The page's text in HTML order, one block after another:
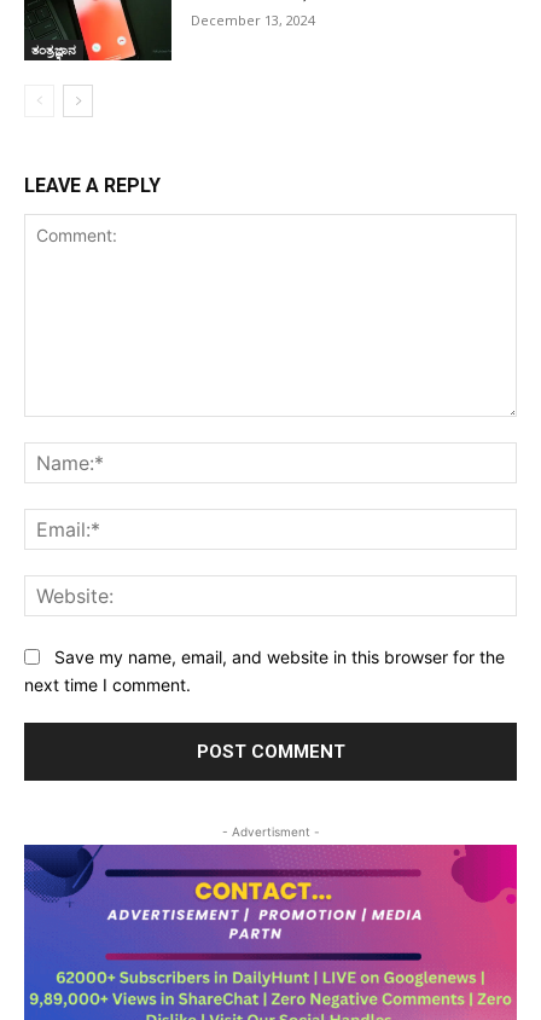
ತಂತ್ರಜ್ಞಾನ
December 13, 2024
LEAVE A REPLY
Save my name, email, and website in this browser for the
next time I comment.
- Advertisment -